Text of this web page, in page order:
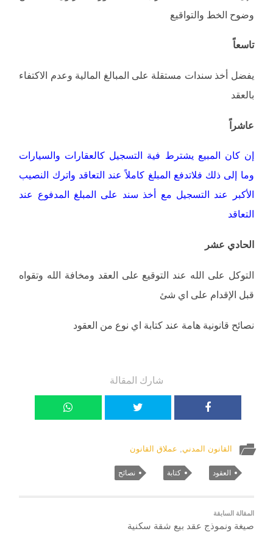
وضوح الخط والتواقيع
تاسعاً
يفضل أخذ سندات مستقلة على المبالغ المالية وعدم الاكتفاء
بالعقد
عاشراً
إن كان المبيع يشترط فية التسجيل كالعقارات والسيارات
وما إلى ذلك فلاتدفع المبلغ كاملاً عند التعاقد واترك النصيب
الأكبر عند التسجيل مع أخذ سند على المبلغ المدفوع عند
التعاقد
الحادي عشر
التوكل على الله عند التوقيع على العقد ومخافة الله وتقواه
قبل الإقدام على اي شئ
نصائح قانونية هامة عند كتابة اي نوع من العقود
شارك المقالة
القانون المدني عملاق القانون
العقود كتابة نصائح
المقالة السابقة
صيغة ونموذج عقد بيع شقة سكنية